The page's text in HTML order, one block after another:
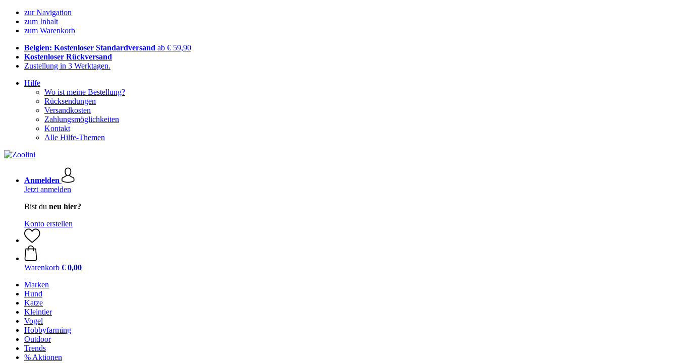
zur Navigation
zum Inhalt
zum Warenkorb
Belgien: Kostenloser Standardversand ab € 59,90
Kostenloser Rückversand
Zustellung in 3 Werktagen.
Hilfe
Wo ist meine Bestellung?
Rücksendungen
Versandkosten
Zahlungsmöglichkeiten
Kontakt
Alle Hilfe-Themen
Anmelden
Jetzt anmelden
Bist du neu hier?
Konto erstellen
Warenkorb € 0,00
Marken
Hund
Katze
Kleintier
Vogel
Hobbyfarming
Outdoor
Trends
% Aktionen